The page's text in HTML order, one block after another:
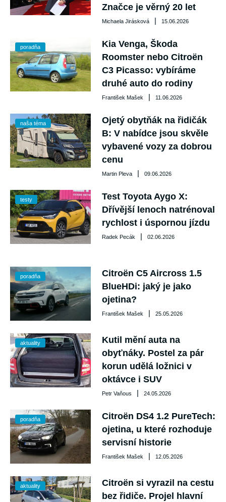
Značce je věrný 20 let
Michaela Jirásková | 15.06.2026
poradňa
Kia Venga, Škoda
Roomster nebo Citroën
C3 Picasso: vybíráme
druhé auto do rodiny
František Mašek | 11.06.2026
naša téma
Ojetý obytňák na řidičák
B: V nabídce jsou skvěle
vybavené vozy za dobrou
cenu
Martin Pleva | 09.06.2026
testy
Test Toyota Aygo X:
Dřívější lenoch natrénoval
rychlost i úspornou jízdu
Radek Pecák | 02.06.2026
poradňa
Citroën C5 Aircross 1.5
BlueHDi: jaký je jako
ojetina?
František Mašek | 25.05.2026
aktuality
Kutil mění auta na
obyťnáky. Postel za pár
korun udělá ložnici v
oktávce i SUV
Petr Vaňous | 24.05.2026
poradňa
Citroën DS4 1.2 PureTech:
ojetina, u které rozhoduje
servisní historie
František Mašek | 12.05.2026
aktuality
Citroën si vyrazil na cestu
bez řidiče. Projel hlavní